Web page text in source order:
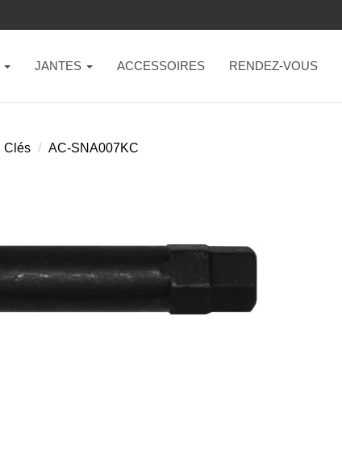
JANTES ACCESSOIRES RENDEZ-VOUS
Clés AC-SNA007KC